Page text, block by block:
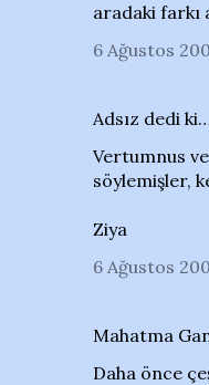
aradaki farkı
6 Ağustos
Adsız dedi
Vertumnus
söylemişler,
Ziya
6 Ağustos
Mahatma
Daha önce